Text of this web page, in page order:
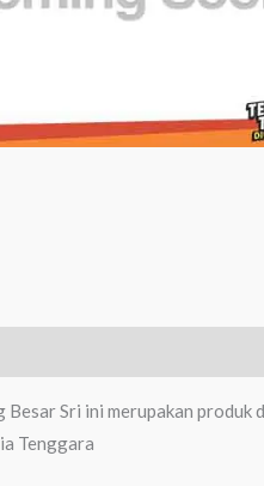
Besar Sri ini merupakan
Tenggara